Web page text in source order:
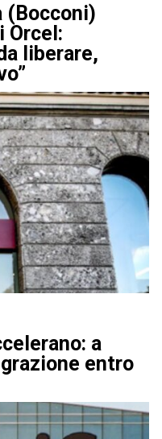
(Bocconi)
Orcel:
liberare,
a
entro